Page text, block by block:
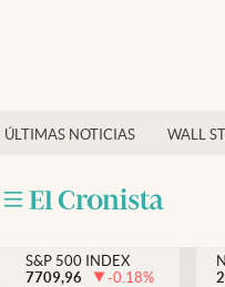
ÚLTIMAS NOTICIAS WALL
Finanzas y economía
Inmigración
Trending
S&P 500 INDEX
7709,96
-0.18%